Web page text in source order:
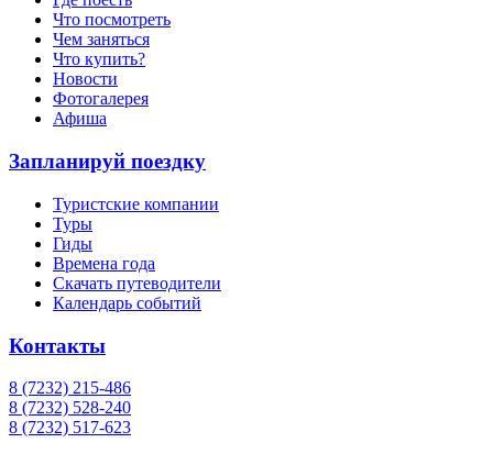
Что посмотреть
Чем заняться
Что купить?
Новости
Фотогалерея
Афиша
Запланируй поездку
Туристские компании
Туры
Гиды
Времена года
Скачать путеводители
Календарь событий
Контакты
8 (7232) 215-486
8 (7232) 528-240
8 (7232) 517-623